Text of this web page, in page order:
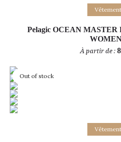
Choix des
Pelagic OCEAN MASTER
À partir de :
Lire la suite
Out of stock